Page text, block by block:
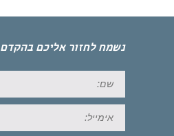
נשמח לחזור אליכם בהקדם